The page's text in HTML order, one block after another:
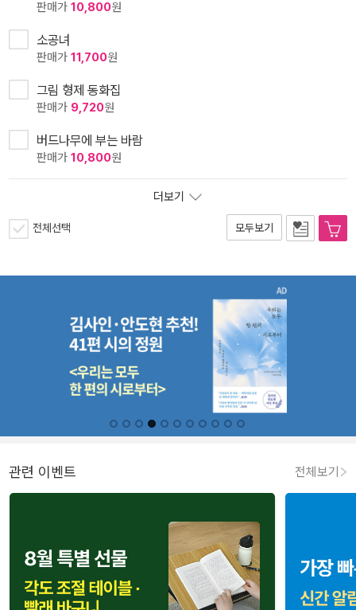
판매가 10,800원
소공녀
판매가 11,700원
그림 형제 동화집
판매가 9,720원
버드나무에 부는 바람
판매가 10,800원
더보기
전체선택 모두보기
관련 이벤트 전체보기